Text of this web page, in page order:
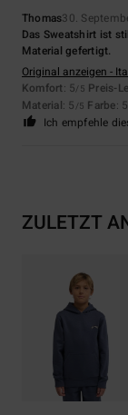
Thomas30.
Das Sweatshirt ist
Material gefertigt.
Original anzeigen -
Komfort: 5/5 Preis-
Material: 5 /5 Farbe: 5
Ich empfehle
ZULETZT